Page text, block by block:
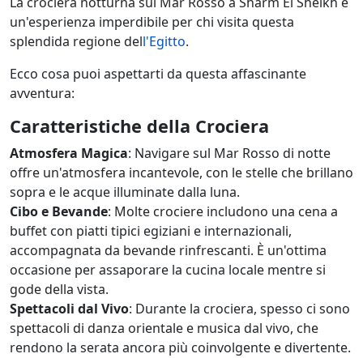
un'esperienza imperdibile per chi visita questa
splendida regione dell'Egitto.
Ecco cosa puoi aspettarti da questa affascinante
avventura:
Caratteristiche della Crociera
Atmosfera Magica: Navigare sul Mar Rosso di notte
offre un'atmosfera incantevole, con le stelle che brillano
sopra e le acque illuminate dalla luna.
Cibo e Bevande: Molte crociere includono una cena a
buffet con piatti tipici egiziani e internazionali,
accompagnata da bevande rinfrescanti. È un'ottima
occasione per assaporare la cucina locale mentre si
gode della vista.
Spettacoli dal Vivo: Durante la crociera, spesso ci sono
spettacoli di danza orientale e musica dal vivo, che
rendono la serata ancora più coinvolgente e divertente.